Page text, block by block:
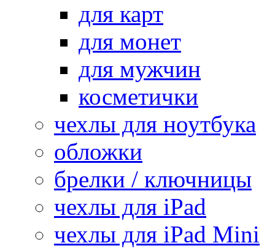
для карт
для монет
для мужчин
косметички
чехлы для ноутбука
обложки
брелки / ключницы
чехлы для iPad
чехлы для iPad Mini